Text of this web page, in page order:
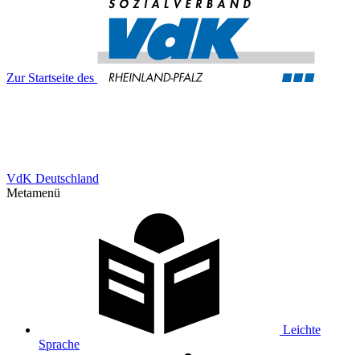
Zur Startseite des
VdK Deutschland
Metamenü
Leichte
Sprache